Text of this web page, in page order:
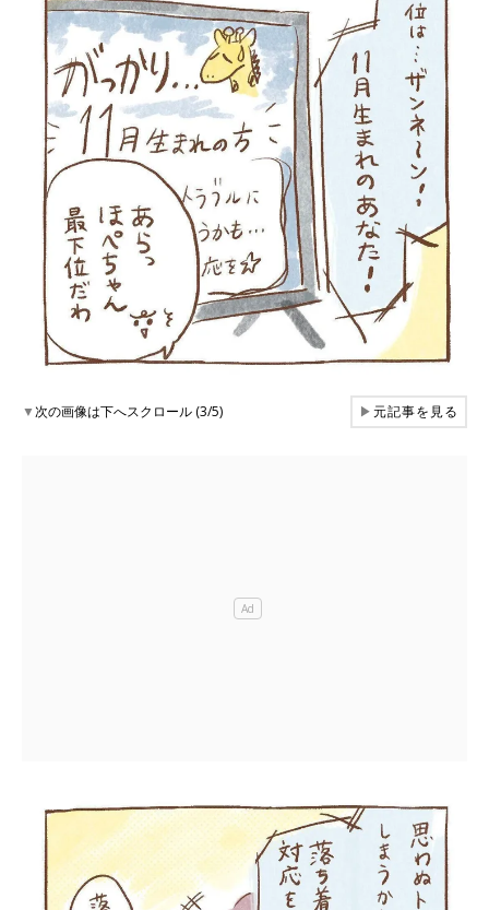
▼次の画像は下へスクロール (3/5) ▶元記事を見る